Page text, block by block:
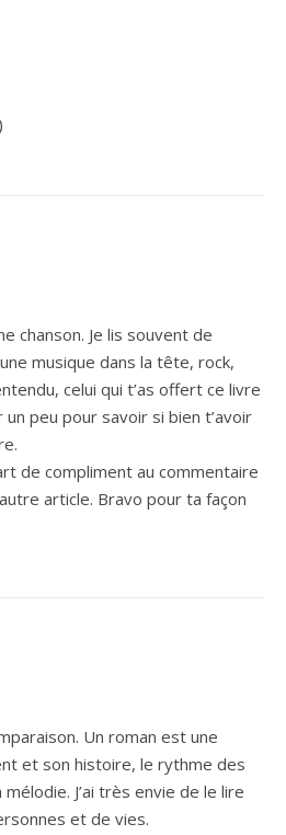
chanson. Je lis souvent de
musique dans la tête, rock,
celui qui t’as offert ce livre
peu pour savoir si bien t’avoir
de compliment au commentaire
article. Bravo pour ta façon
Un roman est une
et son histoire, le rythme des
J’ai très envie de le lire
et de vies.